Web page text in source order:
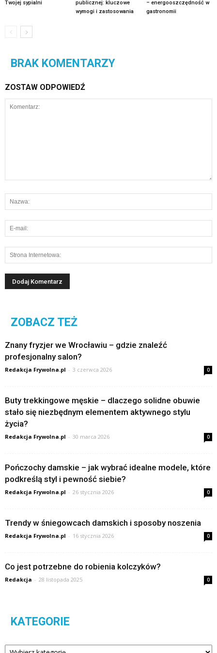
Twojej sypialni
publicznej: kluczowe
wymogi i zastosowania
– energooszczędność w
gastronomii
BRAK KOMENTARZY
ZOSTAW ODPOWIEDŹ
ZOBACZ TEŻ
Znany fryzjer we Wrocławiu – gdzie znaleźć
profesjonalny salon?
Redakcja Frywolna.pl - 3 czerwca 2026 0
Buty trekkingowe męskie – dlaczego solidne obuwie
stało się niezbędnym elementem aktywnego stylu
życia?
Redakcja Frywolna.pl - 30 marca 2026 0
Pończochy damskie – jak wybrać idealne modele, które
podkreślą styl i pewność siebie?
Redakcja Frywolna.pl - 26 stycznia 2026 0
Trendy w śniegowcach damskich i sposoby noszenia
Redakcja Frywolna.pl - 16 stycznia 2026 0
Co jest potrzebne do robienia kolczyków?
Redakcja - 28 listopada 2025 0
KATEGORIE
Kategorie